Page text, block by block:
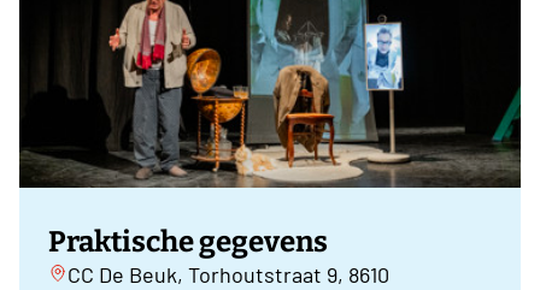
Praktische gegevens
CC De Beuk, Torhoutstraat 9, 8610